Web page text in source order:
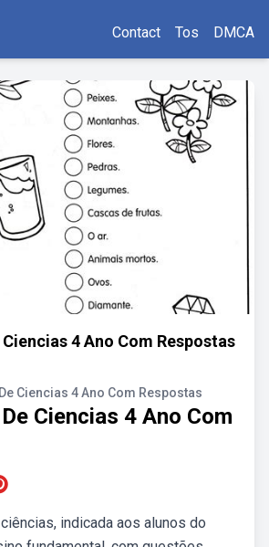
Contact Tos DMCA
4 Ano Com Respostas
Ciencias 4 Ano Com Respostas
Ciencias 4 Ano Com
indicada aos alunos do